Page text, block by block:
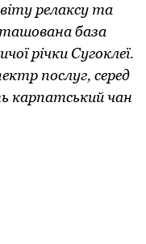
релаксу та
база
річки Сугоклеї.
послуг, серед
карпатський чан